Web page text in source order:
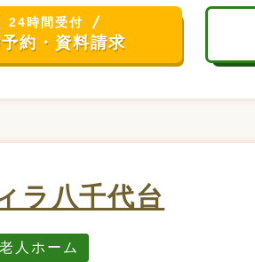
24時間受付
予約・資料請求
ラ八千代台
人ホーム